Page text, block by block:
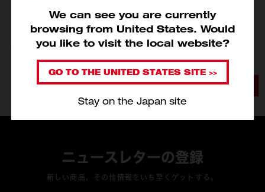
We can see you are currently
browsing from United States. Would
you like to visit the local website?
GO TO THE UNITED STATES SITE >>
Stay on the Japan site
カートに入れる
ニュースレターの登録
新しい商品、その他情報をいち早くゲットする。